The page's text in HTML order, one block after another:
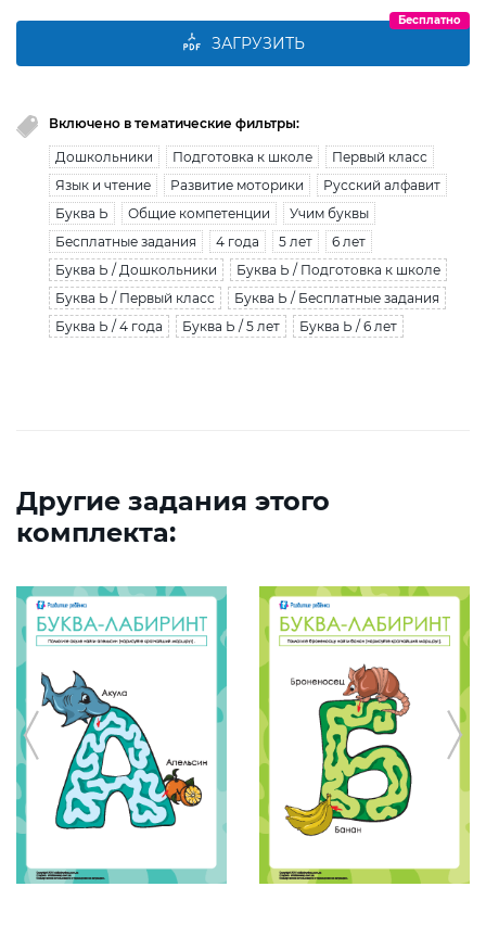
ЗАГРУЗИТЬ
Бесплатно
Включено в тематические фильтры:
Дошкольники Подготовка к школе
Первый класс
Язык и чтение
Развитие моторики
Русский алфавит
Буква Ь
Общие компетенции
Учим буквы
Бесплатные задания
4 года 5 лет
6 лет
Буква Ь / Дошкольники
Буква Ь / Подготовка к школе
Буква Ь / Первый класс
Буква Ь / Бесплатные задания
Буква Ь / 4 года
Буква Ь / 5 лет Буква Ь / 6 лет
Другие задания этого
комплекта: